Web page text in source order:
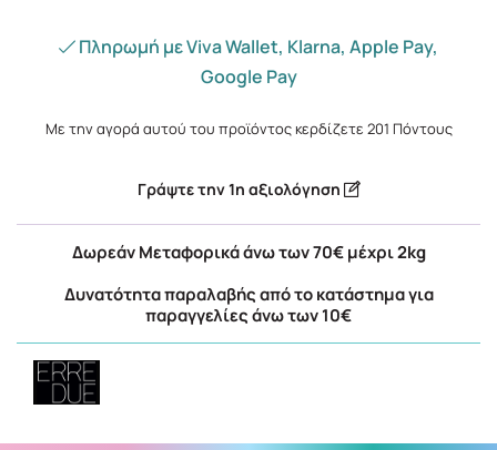
Πληρωμή με Viva Wallet, Klarna, Apple Pay,
Google Pay
Με την αγορά αυτού του προϊόντος κερδίζετε 201 Πόντους
Γράψτε την 1η αξιολόγηση
Δωρεάν Μεταφορικά άνω των 70€ μέχρι 2kg
Δυνατότητα παραλαβής από το κατάστημα για
παραγγελίες άνω των 10€